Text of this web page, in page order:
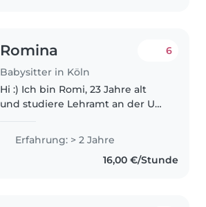
Romina
Babysitter in Köln
6
Hi :) Ich bin Romi, 23 Jahre alt
und studiere Lehramt an der Uni
der Suche nach einem
Babysitter Job. Ich habe bereits..
Erfahrung: > 2 Jahre
16,00 €/Stunde